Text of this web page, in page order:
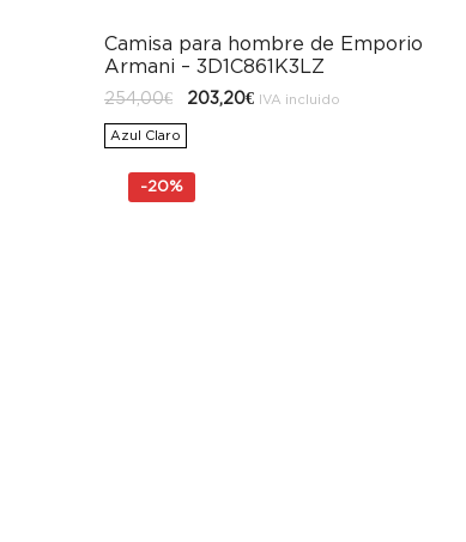
Camisa para hombre de Emporio
Armani – 3D1C861K3LZ
254,00€
El
original
era:
203,20€ElIVA incluido
Azul Claro
-20%